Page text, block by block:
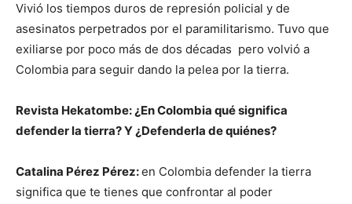
Vivió los tiempos duros de represión policial y de
asesinatos perpetrados por el paramilitarismo. Tuvo que
exiliarse por poco más de dos décadas pero volvió a
Colombia para seguir dando la pelea por la tierra.
Revista Hekatombe: ¿En Colombia qué significa
defender la tierra? Y ¿Defenderla de quiénes?
Catalina Pérez Pérez:en Colombia defender la tierra
significa que te tienes que confrontar al poder